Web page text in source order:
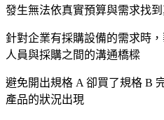
發生無法依真實預算與需求找
針對企業有採購設備的需求時
人員與採購之間的溝通橋樑
避免開出規格 A 卻買了規格 B
產品的狀況出現